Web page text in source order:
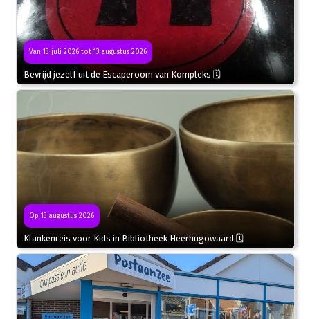
Van 13 juli 2026 tot 13 augustus 2026
Bevrijd jezelf uit de Escaperoom van Kompleks 🗓
Op 13 augustus 2026
Klankenreis voor Kids in Bibliotheek Heerhugowaard 🗓